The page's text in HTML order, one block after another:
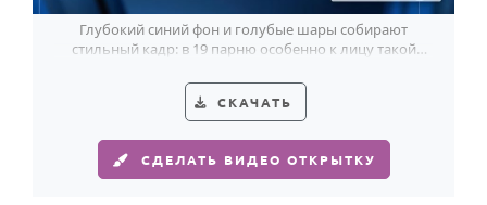
Глубокий синий фон и голубые шары собирают
стильный кадр: в 19 парню особенно к лицу такой
СКАЧАТЬ
СДЕЛАТЬ ВИДЕО ОТКРЫТКУ